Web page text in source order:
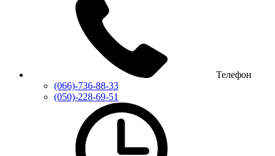
Телефон
(066)-736-88-33
(050)-228-69-51